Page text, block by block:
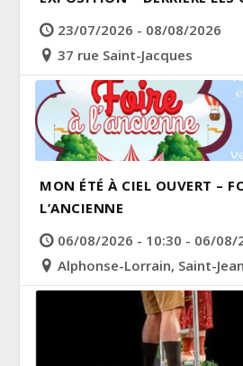
23/07/2026 - 08/08/2026
37 rue Saint-Jacques
MON ÉTÉ À CIEL OUVERT –
L’ANCIENNE
06/08/2026 - 10:30 - 06/08/
Alphonse-Lorrain, Saint-